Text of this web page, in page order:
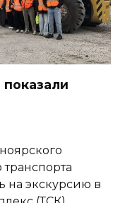
на экскурсию в